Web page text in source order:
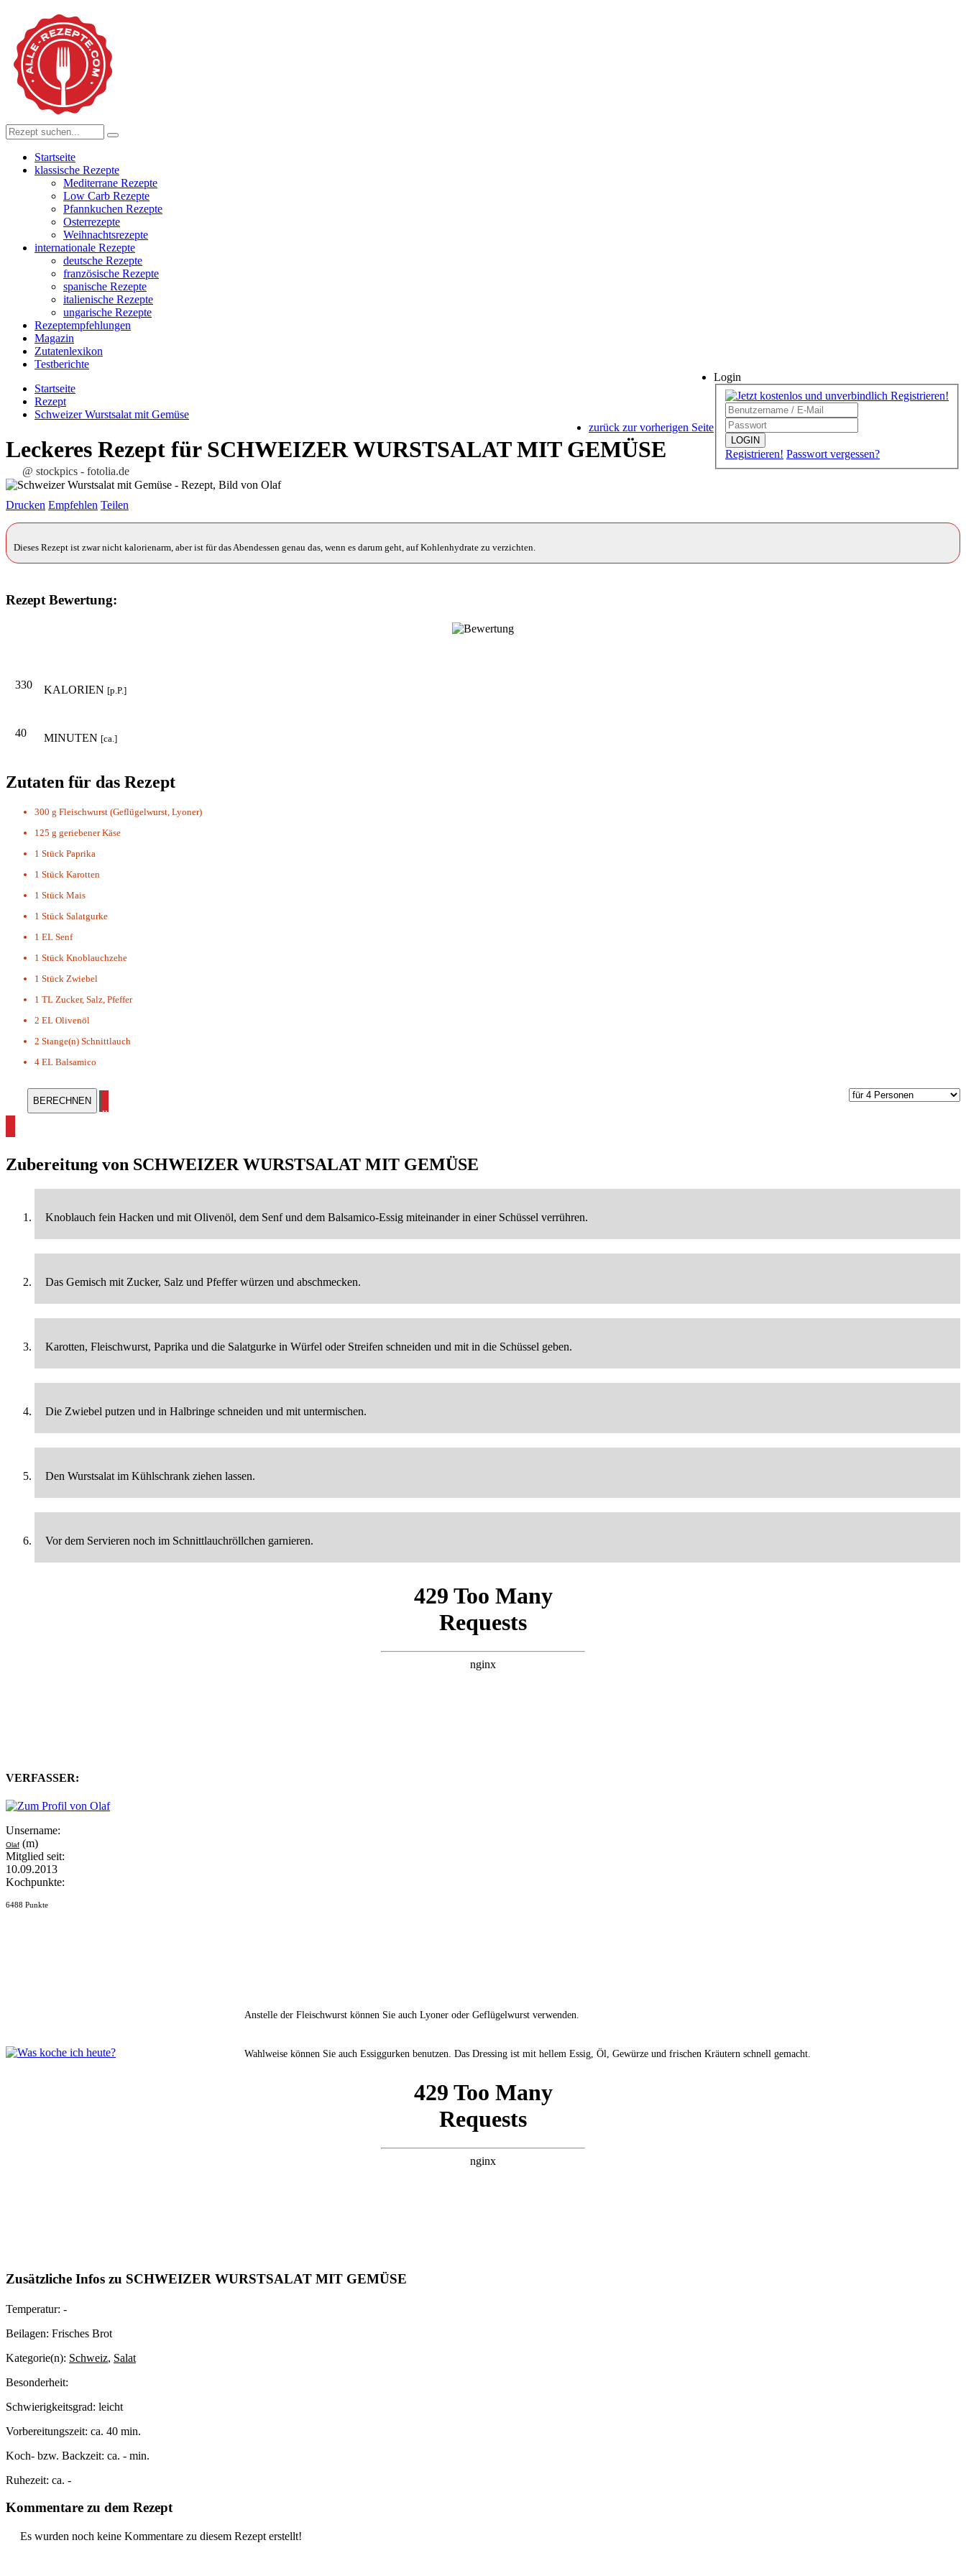
Startseite
klassische Rezepte
Mediterrane Rezepte
Low Carb Rezepte
Pfannkuchen Rezepte
Osterrezepte
Weihnachtsrezepte
internationale Rezepte
deutsche Rezepte
französische Rezepte
spanische Rezepte
italienische Rezepte
ungarische Rezepte
Rezeptempfehlungen
Magazin
Zutatenlexikon
Testberichte
Login
LOGIN
Registrieren! Passwort vergessen?
Startseite
Rezept
Schweizer Wurstsalat mit Gemüse
zurück zur vorherigen Seite
Leckeres Rezept für SCHWEIZER WURSTSALAT MIT GEMÜSE
@ stockpics - fotolia.de
Drucken Empfehlen Teilen
Dieses Rezept ist zwar nicht kalorienarm, aber ist für das Abendessen genau das, wenn es darum geht, auf Kohlenhydrate zu verzichten.
Rezept Bewertung:
330 KALORIEN [p.P.]
40 MINUTEN [ca.]
Zutaten für das Rezept
300 g Fleischwurst (Geflügelwurst, Lyoner)
125 g geriebener Käse
1 Stück Paprika
1 Stück Karotten
1 Stück Mais
1 Stück Salatgurke
1 EL Senf
1 Stück Knoblauchzehe
1 Stück Zwiebel
1 TL Zucker, Salz, Pfeffer
2 EL Olivenöl
2 Stange(n) Schnittlauch
4 EL Balsamico
alle Salat Rezepte ansehen
Zubereitung von SCHWEIZER WURSTSALAT MIT GEMÜSE
Knoblauch fein Hacken und mit Olivenöl, dem Senf und dem Balsamico-Essig miteinander in einer Schüssel verrühren.
Das Gemisch mit Zucker, Salz und Pfeffer würzen und abschmecken.
Karotten, Fleischwurst, Paprika und die Salatgurke in Würfel oder Streifen schneiden und mit in die Schüssel geben.
Die Zwiebel putzen und in Halbringe schneiden und mit untermischen.
Den Wurstsalat im Kühlschrank ziehen lassen.
Vor dem Servieren noch im Schnittlauchröllchen garnieren.
VERFASSER:
Unsername:
Olaf (m)
Mitglied seit:
10.09.2013
Kochpunkte:
6488 Punkte
Anstelle der Fleischwurst können Sie auch Lyoner oder Geflügelwurst verwenden.
Wahlweise können Sie auch Essiggurken benutzen. Das Dressing ist mit hellem Essig, Öl, Gewürze und frischen Kräutern schnell gemacht.
Zusätzliche Infos zu SCHWEIZER WURSTSALAT MIT GEMÜSE
Temperatur: -
Beilagen: Frisches Brot
Kategorie(n): Schweiz, Salat
Besonderheit:
Schwierigkeitsgrad: leicht
Vorbereitungszeit: ca. 40 min.
Koch- bzw. Backzeit: ca. - min.
Ruhezeit: ca. -
Kommentare zu dem Rezept
Es wurden noch keine Kommentare zu diesem Rezept erstellt!